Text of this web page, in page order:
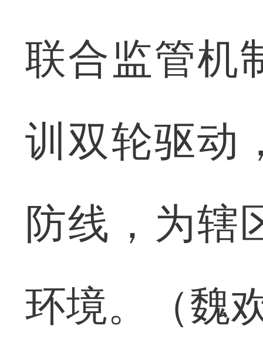
联合监管机
训双轮驱动
防线，为辖
环境。（魏